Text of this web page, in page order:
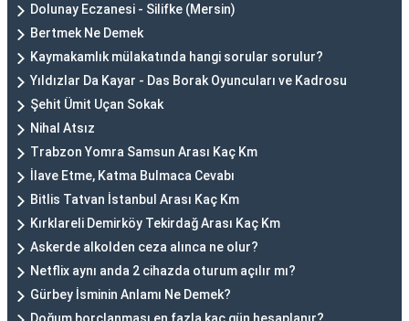
Dolunay Eczanesi - Silifke (Mersin)
Bertmek Ne Demek
Kaymakamlık mülakatında hangi sorular sorulur?
Yıldızlar Da Kayar - Das Borak Oyuncuları ve Kadrosu
Şehit Ümit Uçan Sokak
Nihal Atsız
Trabzon Yomra Samsun Arası Kaç Km
İlave Etme, Katma Bulmaca Cevabı
Bitlis Tatvan İstanbul Arası Kaç Km
Kırklareli Demirköy Tekirdağ Arası Kaç Km
Askerde alkolden ceza alınca ne olur?
Netflix aynı anda 2 cihazda oturum açılır mı?
Gürbey İsminin Anlamı Ne Demek?